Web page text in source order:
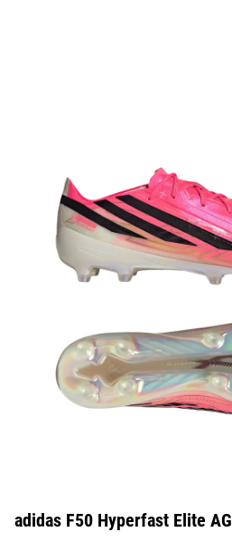
adidas F50 Hyperfast Elite AG